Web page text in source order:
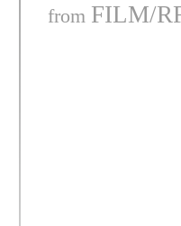
from FILM/